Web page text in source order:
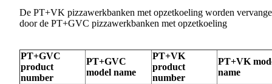
De PT+VK pizzawerkbanken met opzetkoeling worden
door de PT+GVC pizzawerkbanken met opzetkoeling
PT+GVC
product
number
PT+GVC
model name
PT+VK
product
number
PT+VK
name